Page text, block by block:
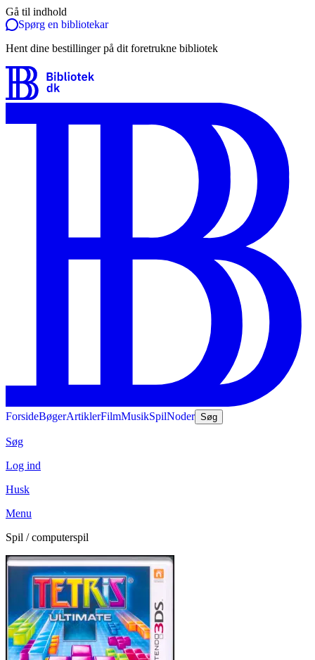
Gå til indhold
Spørg en bibliotekar
Hent dine bestillinger på dit foretrukne bibliotek
ForsideBøgerArtiklerFilmMusikSpilNoder Søg
Søg
Log ind
Husk
Menu
Spil / computerspil